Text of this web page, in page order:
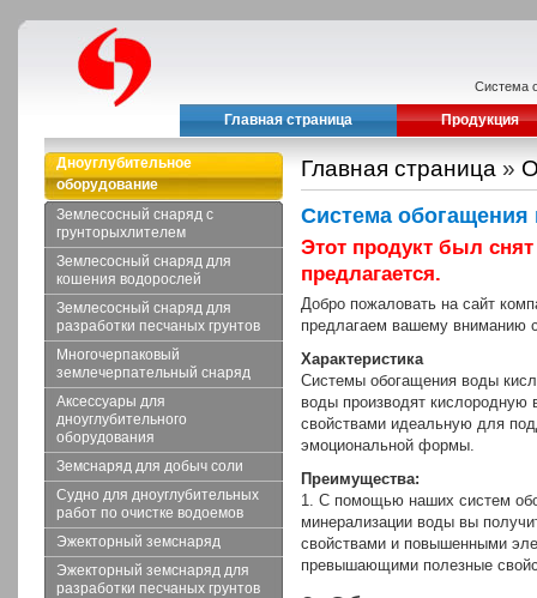
Система
Главная страница Продукция
Дноуглубительное
оборудование
Землесосный снаряд с
грунторыхлителем
Землесосный снаряд для
кошения водорослей
Землесосный снаряд для
разработки песчаных грунтов
Многочерпаковый
землечерпательный снаряд
Аксессуары для
дноуглубительного
оборудования
Земснаряд для добыч соли
Судно для дноуглубительных
работ по очистке водоемов
Эжекторный земснаряд
Эжекторный земснаряд для
разработки песчаных грунтов
Главная страница »
Система
Этот продукт был
предлагается.
Добро пожаловать на сайт
предлагаем вашему вниманию
Характеристика
Системы обогащения воды
воды производят кислородную
свойствами идеальную для
эмоциональной формы.
Преимущества:
1. С помощью наших систем
минерализации воды вы
свойствами и повышенными
превышающими полезные